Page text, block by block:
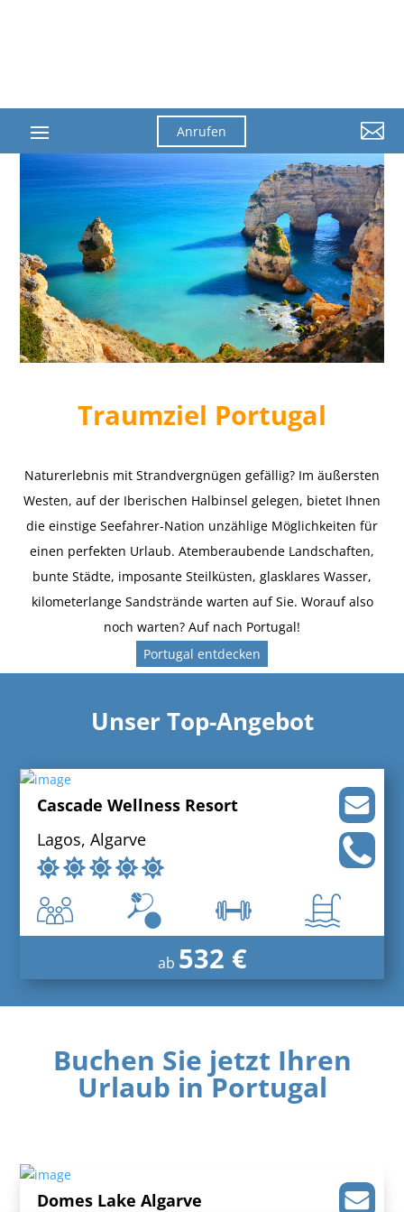
Anrufen 
Traumziel Portugal
Naturerlebnis mit Strandvergnügen gefällig? Im äußersten
Westen, auf der Iberischen Halbinsel gelegen, bietet Ihnen
die einstige Seefahrer-Nation unzählige Möglichkeiten für
einen perfekten Urlaub. Atemberaubende Landschaften,
bunte Städte, imposante Steilküsten, glasklares Wasser,
kilometerlange Sandstrände warten auf Sie. Worauf also
noch warten? Auf nach Portugal!
Portugal entdecken
Unser Top-Angebot
Cascade Wellness Resort
Lagos, Algarve
ab 532 €
Buchen Sie jetzt Ihren
Urlaub in Portugal
Domes Lake Algarve